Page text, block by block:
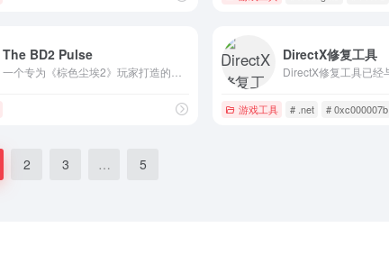
The BD2 Pulse DirectX修复工具
游戏工具 # .net # 0xc000007b
2 3 … 5